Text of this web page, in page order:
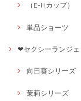
（E-Hカップ）
単品ショーツ
❤セクシーランジェ
向日葵シリーズ
茉莉シリーズ